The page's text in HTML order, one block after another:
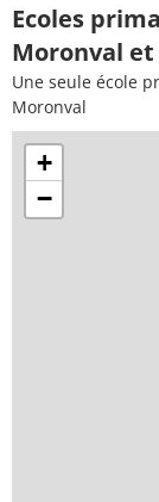
Ecoles
Moronval
Une seule école
Moronval
+
−